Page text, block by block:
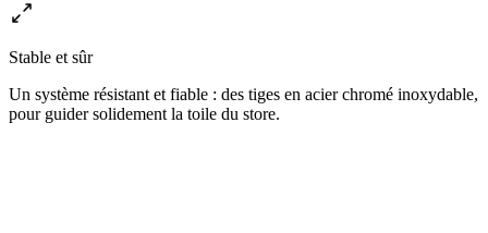
Stable et sûr
Un système résistant et fiable : des tiges en acier chromé inoxydable,
pour guider solidement la toile du store.